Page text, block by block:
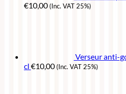
€10,00(Inc. VAT 25%)
Verseur anti-
cl €10,00(Inc. VAT 25%)